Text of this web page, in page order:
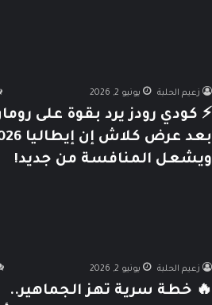
زعيم الحلبة يونيو 2, 2026
⚡ كودي رودز يرد بقوة على
بعد عرض كلاش إن
ويشعل المنافسة من جديد!
زعيم الحلبة يونيو 2, 2026
🔥 خطة سرية تهز الجماهير..